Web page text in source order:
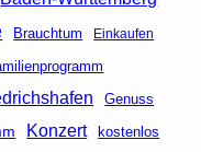
Brauchtum Einkaufen
Genuss
Konzert kostenlos